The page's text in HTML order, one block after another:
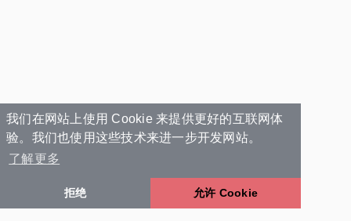
我们在网站上使用 Cookie 来提供更好的互联网体
验。我们也使用这些技术来进一步开发网站。
了解更多
拒绝 允许 Cookie